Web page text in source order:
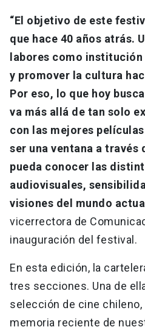
“El objetivo de este
que hace 40 años atrás.
labores como
y promover la cultura
Por eso, lo que hoy
va más allá de tan solo
con las mejores
ser una ventana a través
pueda conocer las
audiovisuales,
visiones del mundo
vicerrectora de
inauguración del festival.
En esta edición, la
tres secciones. Una de
selección de cine chileno,
memoria reciente de